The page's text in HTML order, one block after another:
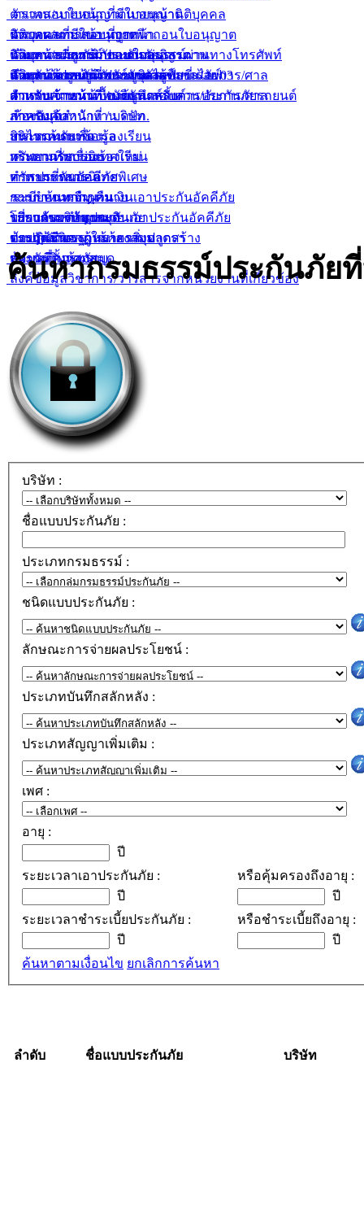
ตัวแทน/นายหน้า ที่มีใบอนุญาต
ตัวแทน/นายหน้า ที่ถูกเพิกถอนใบอนุญาต
ตัวแทน/นายหน้า ขายกรมธรรม์ผ่านทางโทรศัพท์
ตัวแทน/นายหน้า ขายยูนิเวอร์แซลไลฟ์
ตัวแทน/นายหน้า ขายยูนิตส์ลิ้งค์
ตรวจสอบใบอนุญาตนายหน้านิติบุคคล
นิติบุคคลที่มีใบอนุญาต
นิติบุคคลที่ถูกเพิกถอนใบอนุญาต
นิติบุคคลขายยูนิเวอร์แซลไลฟ์
ตรวจผลการสอบนายหน้า
นายหน้าประกันภัยแบบกลุ่ม
นายหน้าประกันภัยรายบุคคล
ค้นหากรมธรรม์ประกันภัยอิสรภาพ
สำหรับเจ้าหน้าที่พนักงานสอบสวน/อัยการ/ศาล
สำหรับเจ้าหน้าที่ / บริษัท
ค้นหาข้อมูลการประกันตัวผู้ขับขี่ ร.ย. 03
สำหรับเจ้าหน้าที่พนักงานสอบสวน/อัยการ/ศาล
สำหรับเจ้าหน้าที่ / บริษัท
ตารางคำนวณเบื้องต้นสำหรับการประกันภัยรถยนต์
ภาคบังคับ
สินไหมทดแทน
ห้องสมุดสำนักงาน คปภ.
บริการค้นหาข้อมูล
ทรัพยากรสารนิเทศใหม่
ทรัพยากรสารนิเทศพิเศษ
ระเบียบการยืม-คืน
บริการของห้องสมุด
ข้อปฏิบัติของผู้ใช้ห้องสมุด
สถานที่ตั้งห้องสมุด
ลิ้งค์ข้อมูลวิชาการ/วารสารจากหน่วยงานที่เกี่ยวข้อง
กระดานรับเรื่องร้องเรียน
กระดานรับเรื่องร้องเรียน
คำถามที่พบบ่อย
คำถามที่พบบ่อย
การประกันอัคคีภัย
การกำหนดจำนวนเงินเอาประกันอัคคีภัย
โปรแกรมคำนวณเงินเอาประกันอัคคีภัย
ตารางมาตรฐานราคาสิ่งปลูกสร้าง
ข้อมูลที่ควรทราบ
ระบบค้นหากฏหมาย
ระบบค้นหากฏหมาย
ระบบค้นหากฏหมายรายมาตรา
เกี่ยวกับบริษัทประกันภัย
ประกันชีวิต
ประกันวินาศภัย
ค้นหากรมธรรม์ประกันภัย
บริษัท :
ชื่อแบบประกันภัย :
ประเภทกรมธรรม์ :
ชนิดแบบประกันภัย :
ลักษณะการจ่ายผลประโยชน์ :
ประเภทบันทึกสลักหลัง :
ประเภทสัญญาเพิ่มเติม :
เพศ :
อายุ :
ปี
ระยะเวลาเอาประกันภัย :
ปี
หรือคุ้มครองถึงอายุ :
ปี
ระยะเวลาชำระเบี้ยประกันภัย :
ปี
หรือชำระเบี้ยถึงอายุ :
ปี
ค้นหาตามเงื่อนไข ยกเลิกการค้นหา
ลำดับ ชื่อแบบประกันภัย บริษัท